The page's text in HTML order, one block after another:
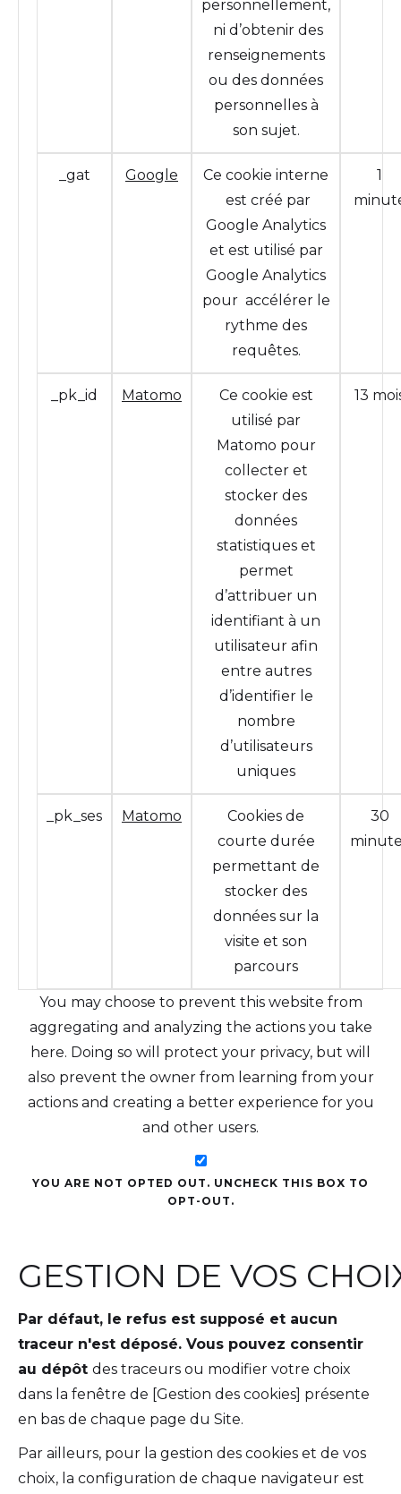
personnellement,
ni d’obtenir des
renseignements
ou des données
personnelles à
son sujet.
_gat Google
Ce cookie interne
est créé par
Google Analytics
et est utilisé par
Google Analytics
pour accélérer le
rythme des
requêtes.
1
_pk_id Matomo
Ce cookie est
utilisé par
Matomo pour
collecter et
stocker des
données
statistiques et
permet
d’attribuer un
identifiant à un
utilisateur afin
entre autres
d’identifier le
nombre
d’utilisateurs
uniques
13
_pk_ses Matomo
Cookies de
courte durée
permettant de
stocker des
données sur la
visite et son
parcours
30
You may choose to prevent this website from
aggregating and analyzing the actions you take
here. Doing so will protect your privacy, but will
also prevent the owner from learning from your
actions and creating a better experience for you
and other users.
YOU ARE NOT OPTED OUT. UNCHECK THIS BOX TO
OPT-OUT.
GESTION DE VOS
Par défaut, le refus est supposé et aucun
traceur n'est déposé. Vous pouvez consentir
au dépôt des traceurs ou modifier votre choix
dans la fenêtre de [Gestion des cookies] présente
en bas de chaque page du Site.
Par ailleurs, pour la gestion des cookies et de vos
choix, la configuration de chaque navigateur est